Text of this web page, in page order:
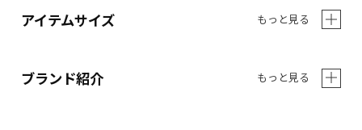
アイテムサイズ もっと見る
ブランド紹介 もっと見る